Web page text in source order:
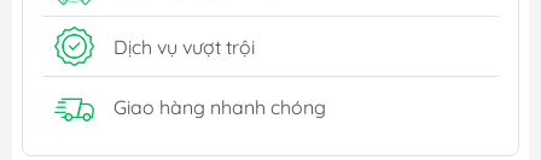
Dịch vụ vượt trội
Giao hàng nhanh chóng